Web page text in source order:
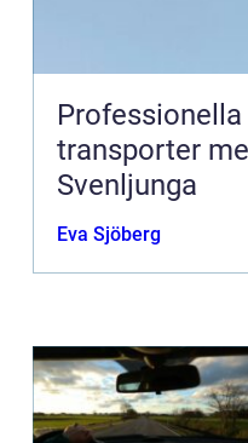
transporter
Svenljunga
Eva Sjöberg